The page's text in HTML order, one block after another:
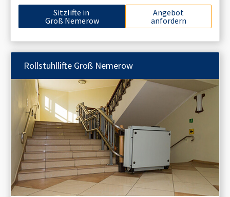
Sitzlifte in
Groß Nemerow
Angebot
anfordern
Rollstuhllifte Groß Nemerow